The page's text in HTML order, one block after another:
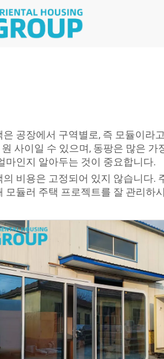
은 공장에서 구역별로, 즉 모듈이라
사이일 수 있으며, 동팡은 많은
마인지 알아두는 것이 중요합니다.
의 비용은 고정되어 있지 않습니다.
모듈러 주택 프로젝트를 잘 관리하